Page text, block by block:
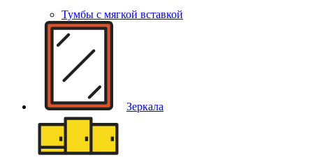
Тумбы с мягкой вставкой
Зеркала